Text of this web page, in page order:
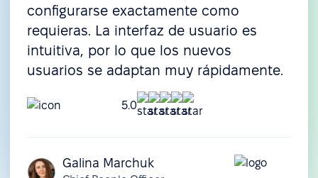
configurarse exactamente como
requieras. La interfaz de usuario es
intuitiva, por lo que los nuevos
usuarios se adaptan muy rápidamente.
5.0
Galina Marchuk